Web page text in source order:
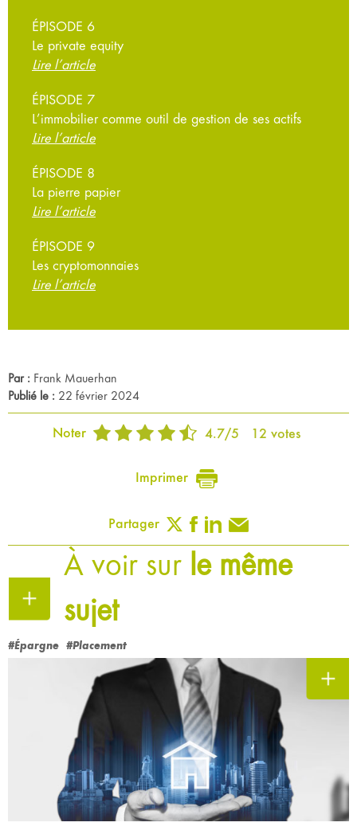
ÉPISODE 6
Le private equity
Lire l’article
ÉPISODE 7
L’immobilier comme outil de gestion de ses actifs
Lire l’article
ÉPISODE 8
La pierre papier
Lire l’article
ÉPISODE 9
Les cryptomonnaies
Lire l’article
Par : Frank Mauerhan
Publié le : 22 février 2024
Noter 4.7/5 12 votes
Imprimer
Partager
À voir sur le même
sujet
#Épargne #Placement